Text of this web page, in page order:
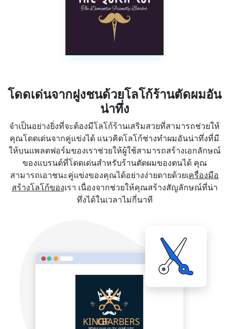
โดดเด่นจากฝูงชนด้วยโลโก้ร้านตัดผมอัน
น่าทึ่ง
จำเป็นอย่างยิ่งที่จะต้องมีโลโก้ร้านเสริมสวยที่สามารถช่วยให้
คุณโดดเด่นจากคู่แข่งได้ แนวคิดโลโก้ช่างทำผมอันน่าทึ่งที่มี
ให้บนแพลตฟอร์มของเราช่วยให้ผู้ใช้สามารถสร้างเอกลักษณ์
ของแบรนด์ที่โดดเด่นสำหรับร้านตัดผมของตนได้ คุณ
สามารถเอาชนะคู่แข่งของคุณได้อย่างง่ายดายด้วยเครื่องมือ
สร้างโลโก้ของเรา เนื่องจากช่วยให้คุณสร้างสัญลักษณ์ที่น่า
ทึ่งได้ในเวลาไม่กี่นาที